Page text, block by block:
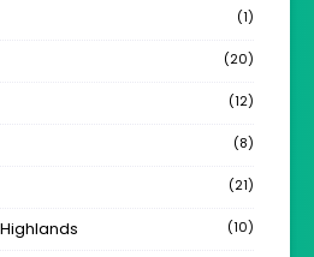
(1)
(20)
(12)
(8)
(21)
(10)